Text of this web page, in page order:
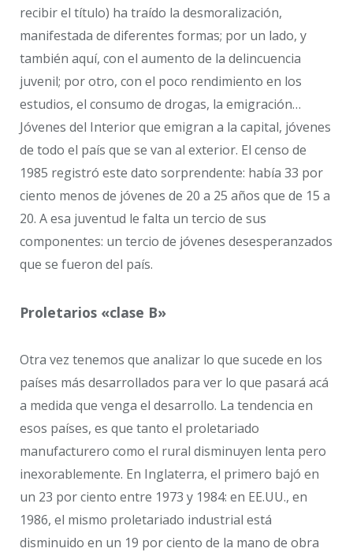
recibir el título) ha traído la desmoralización,
manifestada de diferentes formas; por un lado, y
también aquí, con el aumento de la delincuencia
juvenil; por otro, con el poco rendimiento en los
estudios, el consumo de drogas, la emigración…
Jóvenes del Interior que emigran a la capital, jóvenes
de todo el país que se van al exterior. El censo de
1985 registró este dato sorprendente: había 33 por
ciento menos de jóvenes de 20 a 25 años que de 15 a
20. A esa juventud le falta un tercio de sus
componentes: un tercio de jóvenes desesperanzados
que se fueron del país.
Proletarios «clase B»
Otra vez tenemos que analizar lo que sucede en los
países más desarrollados para ver lo que pasará acá
a medida que venga el desarrollo. La tendencia en
esos países, es que tanto el proletariado
manufacturero como el rural disminuyen lenta pero
inexorablemente. En Inglaterra, el primero bajó en
un 23 por ciento entre 1973 y 1984: en EE.UU., en
1986, el mismo proletariado industrial está
disminuido en un 19 por ciento de la mano de obra